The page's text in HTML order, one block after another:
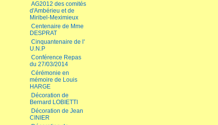
AG2012 des comités
d'Ambérieu et de
Miribel-Meximieux
Centenaire de Mme
DESPRAT
Cinquantenaire de l'
U.N.P
Conférence Repas
du 27/03/2014
Cérémonie en
mémoire de Louis
HARGE
Décoration de
Bernard LOBIETTI
Décoration de Jean
CINIER